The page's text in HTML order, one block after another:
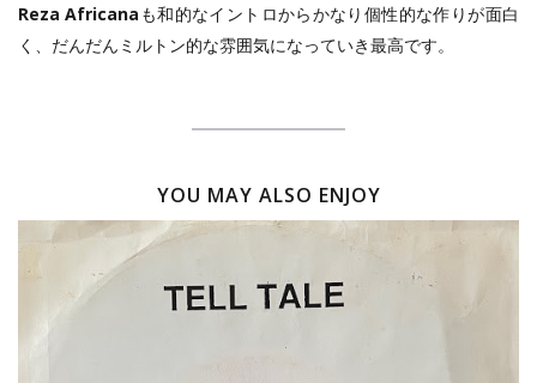
Reza Africana も和的なイントロからかなり個性的な作りが面白
く、だんだんミルトン的な雰囲気になっていき最高です。
YOU MAY ALSO ENJOY